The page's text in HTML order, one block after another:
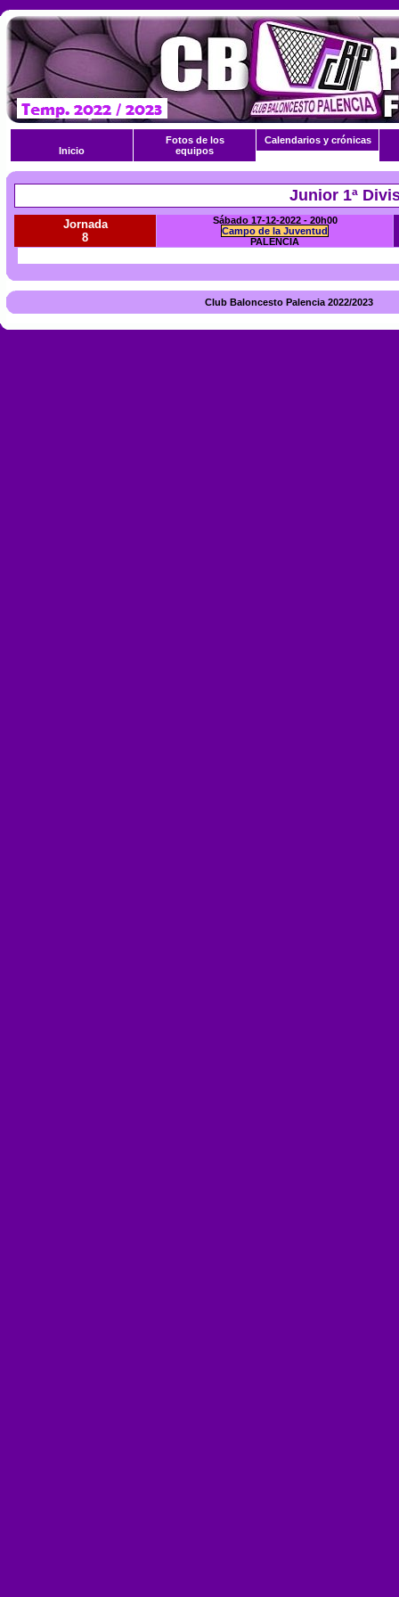
Inicio
Fotos de los
equipos
Calendarios y crónicas
Junior 1ª
Jornada
8
Sábado 17-12-2022 - 20h00
Campo de la Juventud
PALENCIA
Club Baloncesto Palencia 2022/